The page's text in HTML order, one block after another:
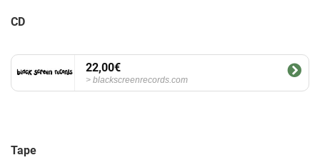
CD
22,00€
blackscreenrecords.com
Tape